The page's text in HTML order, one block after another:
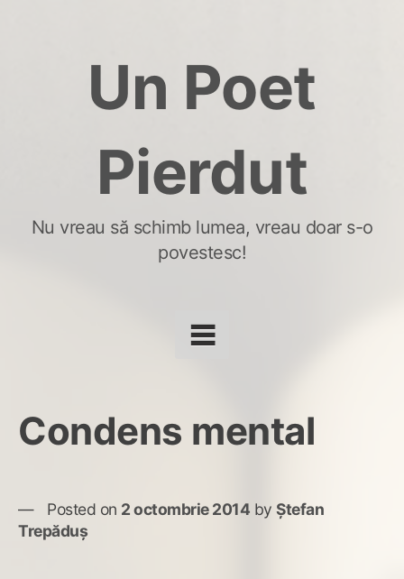
Un Poet
Pierdut
Nu vreau să schimb lumea, vreau doar s-o
povestesc!
Condens mental
Posted on 2 octombrie 2014 by Ștefan
Trepăduș